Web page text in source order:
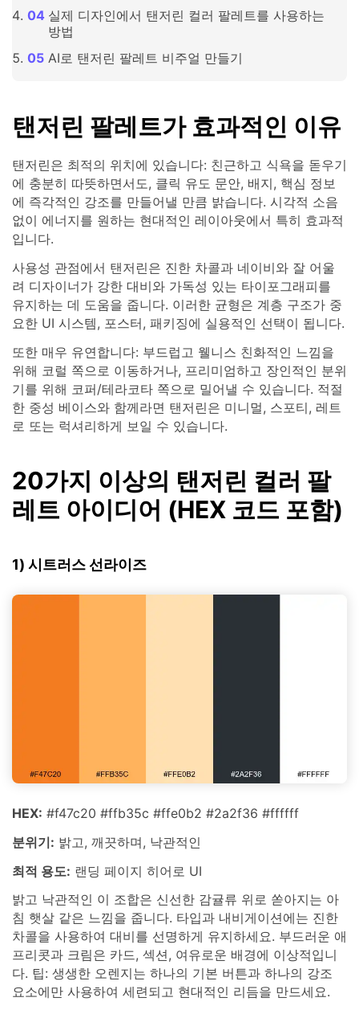
실제 디자인에서 탠저린 컬러 팔레트를 사용하는
방법
AI로 탠저린 팔레트 비주얼 만들기
탠저린 팔레트가 효과적인 이유
탠저린은 최적의 위치에 있습니다: 친근하고 식욕을 돋우기
에 충분히 따뜻하면서도, 클릭 유도 문안, 배지, 핵심 정보
에 즉각적인 강조를 만들어낼 만큼 밝습니다. 시각적 소음
없이 에너지를 원하는 현대적인 레이아웃에서 특히 효과적
입니다.
사용성 관점에서 탠저린은 진한 차콜과 네이비와 잘 어울
려 디자이너가 강한 대비와 가독성 있는 타이포그래피를
유지하는 데 도움을 줍니다. 이러한 균형은 계층 구조가 중
요한 UI 시스템, 포스터, 패키징에 실용적인 선택이 됩니다.
또한 매우 유연합니다: 부드럽고 웰니스 친화적인 느낌을
위해 코럴 쪽으로 이동하거나, 프리미엄하고 장인적인 분위
기를 위해 코퍼/테라코타 쪽으로 밀어낼 수 있습니다. 적절
한 중성 베이스와 함께라면 탠저린은 미니멀, 스포티, 레트
로 또는 럭셔리하게 보일 수 있습니다.
20가지 이상의 탠저린 컬러 팔
레트 아이디어 (HEX 코드 포함)
1) 시트러스 선라이즈
HEX: #f47c20 #ffb35c #ffe0b2 #2a2f36 #ffffff
분위기: 밝고, 깨끗하며, 낙관적인
최적 용도: 랜딩 페이지 히어로 UI
밝고 낙관적인 이 조합은 신선한 감귤류 위로 쏟아지는 아
침 햇살 같은 느낌을 줍니다. 타입과 내비게이션에는 진한
차콜을 사용하여 대비를 선명하게 유지하세요. 부드러운 애
프리콧과 크림은 카드, 섹션, 여유로운 배경에 이상적입니
다. 팁: 생생한 오렌지는 하나의 기본 버튼과 하나의 강조
요소에만 사용하여 세련되고 현대적인 리듬을 만드세요.